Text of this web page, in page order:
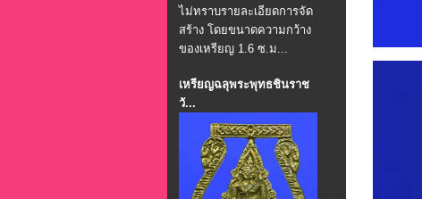
ไม่ทราบรายละเอียดการจัด
สร้าง โดยขนาดความกว้าง
ของเหรียญ 1.6 ซ.ม...
เหรียญฉลุพระพุทธชินราช
วั...